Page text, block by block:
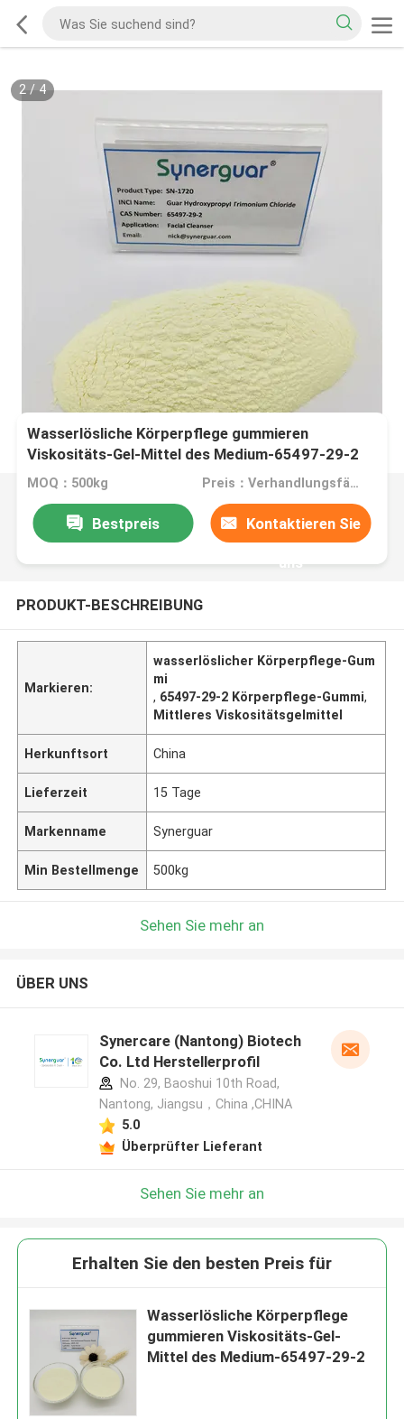
2/ 4
Wasserlösliche Körperpflege gummieren
Viskositäts-Gel-Mittel des Medium-65497-29-2
MOQ：500kg Preis：Verhandlungsfähig
Bestpreis Kontaktieren Sie
uns
PRODUKT-BESCHREIBUNG
Markieren:
wasserlöslicher Körperpflege-Gum
mi
, 65497-29-2 Körperpflege-Gummi,
Mittleres Viskositätsgelmittel
Herkunftsort China
Lieferzeit 15 Tage
Markenname Synerguar
Min Bestellmenge 500kg
Sehen Sie mehr an
ÜBER UNS
Synercare (Nantong) Biotech
Co. Ltd Herstellerprofil
No. 29, Baoshui 10th Road,
Nantong, Jiangsu，China ,CHINA
5.0
Überprüfter Lieferant
Sehen Sie mehr an
Erhalten Sie den besten Preis für
Wasserlösliche Körperpflege
gummieren Viskositäts-Gel-
Mittel des Medium-65497-29-2